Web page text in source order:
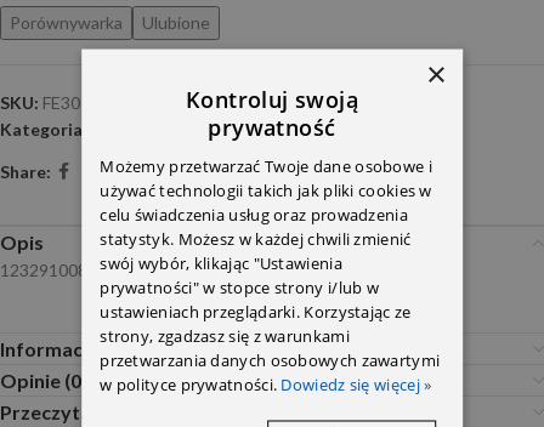
Porównywarka Ulubione
SKU: FE30777
Kategoria:
Share:
Opis
1232910082 Febi
Informacje dodatkowe
Opinie (0)
Przeczytaj Przed Zakupem
×
Kontroluj swoją
prywatność
Możemy przetwarzać Twoje dane osobowe i
używać technologii takich jak pliki cookies w
celu świadczenia usług oraz prowadzenia
statystyk. Możesz w każdej chwili zmienić
swój wybór, klikając "Ustawienia
prywatności" w stopce strony i/lub w
ustawieniach przeglądarki. Korzystając ze
strony, zgadzasz się z warunkami
przetwarzania danych osobowych zawartymi
w polityce prywatności. Dowiedz się więcej »